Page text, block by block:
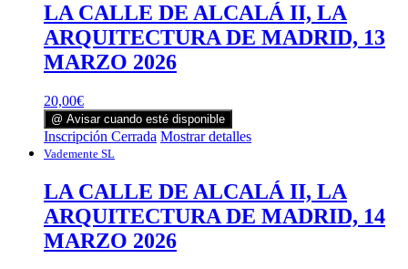
LA CALLE DE ALCALÁ II, LA
ARQUITECTURA DE MADRID, 13
MARZO 2026
20,00€
@ Avisar cuando esté disponible
Inscripción Cerrada Mostrar detalles
Vademente SL
LA CALLE DE ALCALÁ II, LA
ARQUITECTURA DE MADRID, 14
MARZO 2026